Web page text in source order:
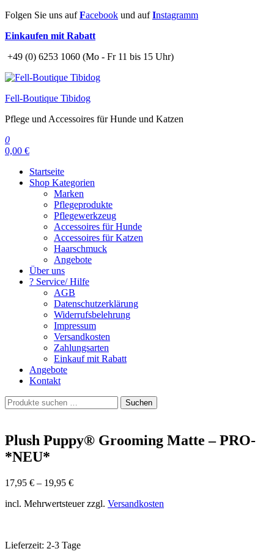
Zum
springen
Folgen Sie uns aufFacebook und aufInstagramm
Einkaufen mit Rabatt
+49 (0) 6253 1060 (Mo - Fr 11 bis 15 Uhr)
Fell-Boutique Tibidog
Pflege und Accessoires für Hunde und Katzen
0
0,00 €
Startseite
Shop Kategorien
Marken
Pflegeprodukte
Pflegewerkzeug
Accessoires für Hunde
Accessoires für Katzen
Haarschmuck
Angebote
Über uns
? Service/ Hilfe
AGB
Datenschutzerklärung
Widerrufsbelehrung
Impressum
Versandkosten
Zahlungsarten
Einkauf mit Rabatt
Angebote
Kontakt
Suchen
nach:
Suchen
Plush Puppy® Grooming Matte – PRO-
*NEU*
17,95 € – 19,95 €
incl. Mehrwertsteuer zzgl. Versandkosten
Lieferzeit: 2-3 Tage